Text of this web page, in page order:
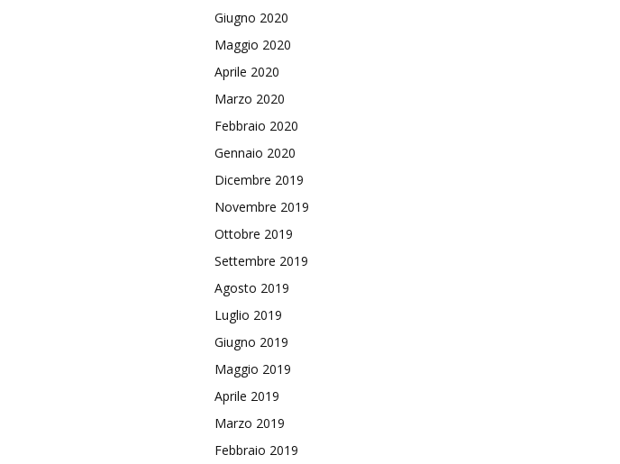
Giugno 2020
Maggio 2020
Aprile 2020
Marzo 2020
Febbraio 2020
Gennaio 2020
Dicembre 2019
Novembre 2019
Ottobre 2019
Settembre 2019
Agosto 2019
Luglio 2019
Giugno 2019
Maggio 2019
Aprile 2019
Marzo 2019
Febbraio 2019